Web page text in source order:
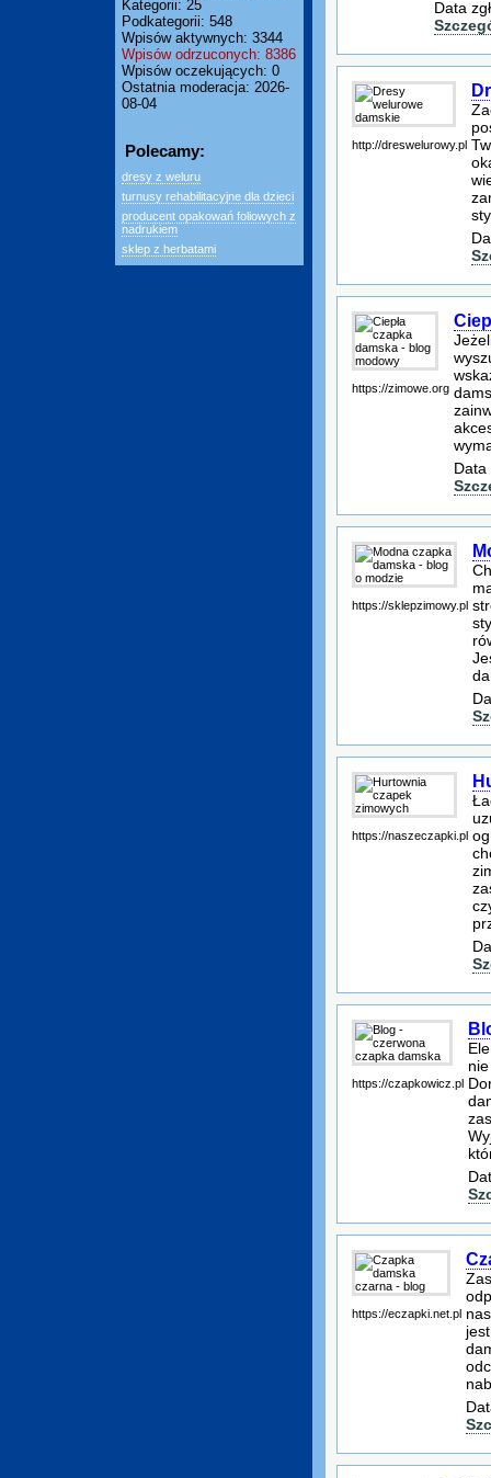
Kategorii: 25
Podkategorii: 548
Wpisów aktywnych: 3344
Wpisów odrzuconych: 8386
Wpisów oczekujących: 0
Ostatnia moderacja: 2026-
08-04
Polecamy:
dresy z weluru
turnusy rehabilitacyjne dla dzieci
producent opakowań foliowych z
nadrukiem
sklep z herbatami
Data
http://dreswelurowy.pl
https://zimowe.org
Data
https://sklepzimowy.pl
https://naszeczapki.pl
https://czapkowicz.pl
https://eczapki.net.pl